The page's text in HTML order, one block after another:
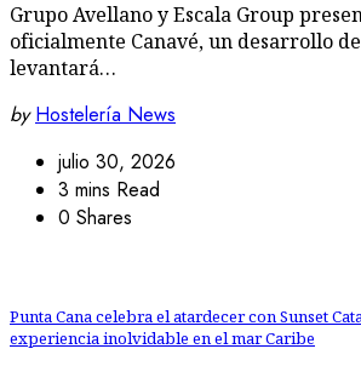
Grupo Avellano y Escala Group
oficialmente Canavé, un desarrollo
levantará…
by Hostelería News
julio 30, 2026
3 mins Read
0 Shares
Punta Cana celebra el atardecer con Sunset
experiencia inolvidable en el mar Caribe